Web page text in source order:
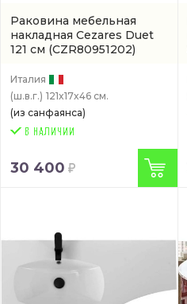
Раковина мебельная
накладная Cezares Duet
121 см (CZR80951202)
Италия
(ш.в.г.) 121x17x46 см.
(из санфаянса)
30 400